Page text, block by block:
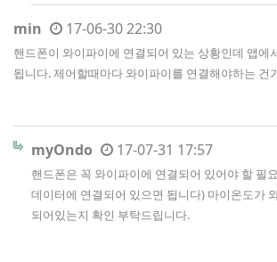
min 17-06-30 22:30
핸드폰이 와이파이에 연결되어 있는 상황인데 앱에
됩니다. 제어할때마다 와이파이를 연결해야하는 건
myOndo 17-07-31 17:57
핸드폰은 꼭 와이파이에 연결되어 있어야 할 필
데이터에 연결되어 있으면 됩니다) 마이온도가
되어있는지 확인 부탁드립니다.